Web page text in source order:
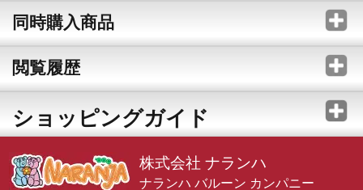
同時購入商品
閲覧履歴
ショッピングガイド
株式会社 ナランハ
ナランハ バルーン カンパニー